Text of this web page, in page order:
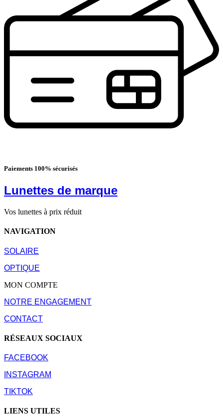
Paiements 100% sécurisés
Lunettes de marque
Vos lunettes à prix réduit
NAVIGATION
SOLAIRE
OPTIQUE
MON COMPTE
NOTRE ENGAGEMENT
CONTACT
RÉSEAUX SOCIAUX
FACEBOOK
INSTAGRAM
TIKTOK
LIENS UTILES